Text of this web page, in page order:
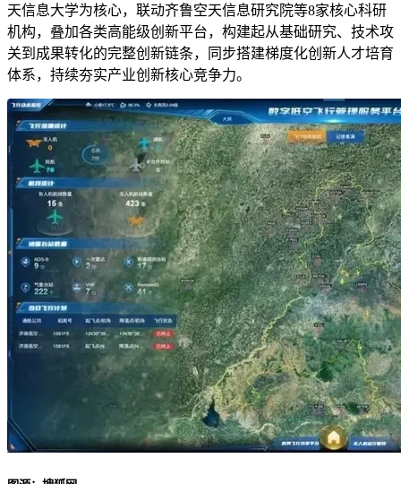
天信息大学为核心，联动齐鲁空天信息研究院等8家核心科研
机构，叠加各类高能级创新平台，构建起从基础研究、技术攻
关到成果转化的完整创新链条，同步搭建梯度化创新人才培育
体系，持续夯实产业创新核心竞争力。